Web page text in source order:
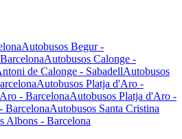
Autobusos Begur -
Autobusos Calonge -
de Calonge - SabadellAutobusos
Autobusos Platja d'Aro -
- BarcelonaAutobusos Platja d'Aro -
BarcelonaAutobusos Santa Cristina
Albons - Barcelona